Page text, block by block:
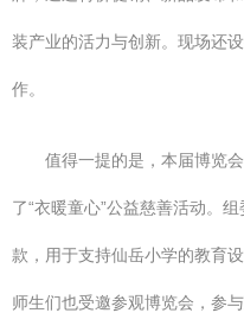
装产业的活力与创新。现场还
作。
值得一提的是，本届博览
了“衣暖童心”公益慈善活动。
款，用于支持仙岳小学的教育
师生们也受邀参观博览会，参